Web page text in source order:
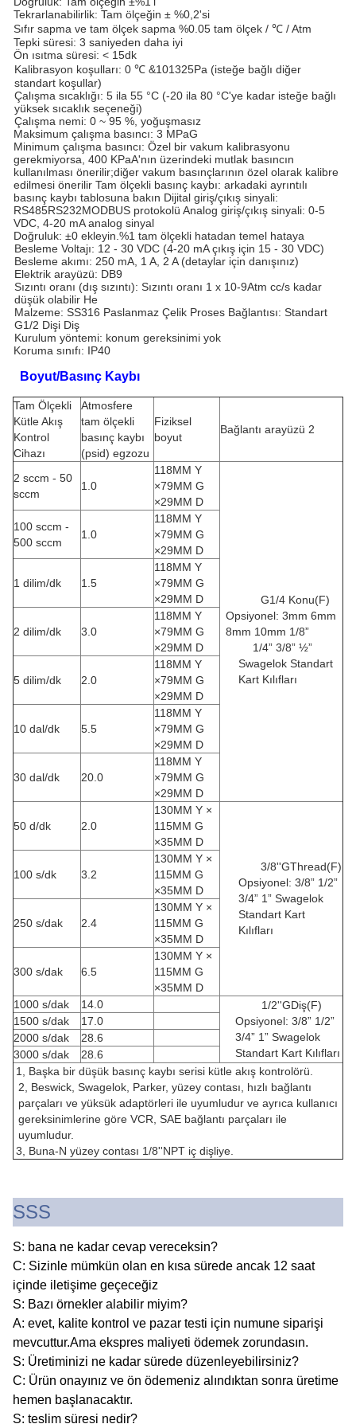
Tekrarlanabilirlik: Tam ölçeğin ± %0,2'si
Sıfır sapma ve tam ölçek sapma %0.05 tam ölçek / ℃ / Atm
Tepki süresi: 3 saniyeden daha iyi
Ön ısıtma süresi: < 15dk
Kalibrasyon koşulları: 0 ℃ &101325Pa (isteğe bağlı diğer
standart koşullar)
Çalışma sıcaklığı: 5 ila 55 °C (-20 ila 80 °C'ye kadar isteğe bağlı
yüksek sıcaklık seçeneği)
Çalışma nemi: 0 ~ 95 %, yoğuşmasız
Maksimum çalışma basıncı: 3 MPaG
Minimum çalışma basıncı: Özel bir vakum kalibrasyonu
gerekmiyorsa, 400 KPaA'nın üzerindeki mutlak basıncın
kullanılması önerilir;diğer vakum basınçlarının özel olarak kalibre
edilmesi önerilir Tam ölçekli basınç kaybı: arkadaki ayrıntılı
basınç kaybı tablosuna bakın Dijital giriş/çıkış sinyali:
RS485RS232MODBUS protokolü Analog giriş/çıkış sinyali: 0-5
VDC, 4-20 mA analog sinyal
Doğruluk: ±0 ekleyin.%1 tam ölçekli hatadan temel hataya
Besleme Voltajı: 12 - 30 VDC (4-20 mA çıkış için 15 - 30 VDC)
Besleme akımı: 250 mA, 1 A, 2 A (detaylar için danışınız)
Elektrik arayüzü: DB9
Sızıntı oranı (dış sızıntı): Sızıntı oranı 1 x 10-9Atm cc/s kadar
düşük olabilir He
Malzeme: SS316 Paslanmaz Çelik Proses Bağlantısı: Standart
G1/2 Dişi Diş
Kurulum yöntemi: konum gereksinimi yok
Koruma sınıfı: IP40
Boyut/Basınç Kaybı
Tam Ölçekli
Kütle Akış
Kontrol
Cihazı
Atmosfere
tam ölçekli
basınç kaybı
(psid) egzozu
Fiziksel
boyut
Bağlantı arayüzü 2
2 sccm - 50
sccm
1.0
118MM Y
×79MM G
×29MM D
G1/4 Konu(F)
Opsiyonel: 3mm 6mm
8mm 10mm 1/8”
1/4” 3/8” ½”
Swagelok Standart
Kart Kılıfları
100 sccm -
500 sccm
1.0
118MM Y
×79MM G
×29MM D
1 dilim/dk 1.5
118MM Y
×79MM G
×29MM D
2 dilim/dk 3.0
118MM Y
×79MM G
×29MM D
5 dilim/dk 2.0
118MM Y
×79MM G
×29MM D
10 dal/dk 5.5
118MM Y
×79MM G
×29MM D
30 dal/dk 20.0
118MM Y
×79MM G
×29MM D
50 d/dk 2.0
130MM Y ×
115MM G
×35MM D
3/8''GThread(F)
Opsiyonel: 3/8” 1/2”
3/4” 1” Swagelok
Standart Kart
Kılıfları
100 s/dk 3.2
130MM Y ×
115MM G
×35MM D
250 s/dak 2.4
130MM Y ×
115MM G
×35MM D
300 s/dak 6.5
130MM Y ×
115MM G
×35MM D
1000 s/dak
14.0
1/2''GDiş(F)
Opsiyonel: 3/8” 1/2”
3/4” 1” Swagelok
Standart Kart Kılıfları
1500 s/dak
17.0
2000 s/dak
28.6
3000 s/dak
28.6
1, Başka bir düşük basınç kaybı serisi kütle akış kontrolörü.
2, Beswick, Swagelok, Parker, yüzey contası, hızlı bağlantı
parçaları ve yüksük adaptörleri ile uyumludur ve ayrıca kullanıcı
gereksinimlerine göre VCR, SAE bağlantı parçaları ile
uyumludur.
3, Buna-N yüzey contası 1/8''NPT iç dişliye.
SSS
S: bana ne kadar cevap vereceksin?
C: Sizinle mümkün olan en kısa sürede ancak 12 saat
içinde iletişime geçeceğiz
S: Bazı örnekler alabilir miyim?
A: evet, kalite kontrol ve pazar testi için numune siparişi
mevcuttur.Ama ekspres maliyeti ödemek zorundasın.
S: Üretiminizi ne kadar sürede düzenleyebilirsiniz?
C: Ürün onayınız ve ön ödemeniz alındıktan sonra üretime
hemen başlanacaktır.
S: teslim süresi nedir?